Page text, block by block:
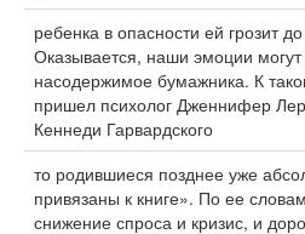
ребенка в опасности ей грозит
Оказывается, наши эмоции могут
насодержимое бумажника. К
пришел психолог Дженнифер
Кеннеди Гарвардского
то родившиеся позднее уже
привязаны к книге». По ее
снижение спроса и кризис, и